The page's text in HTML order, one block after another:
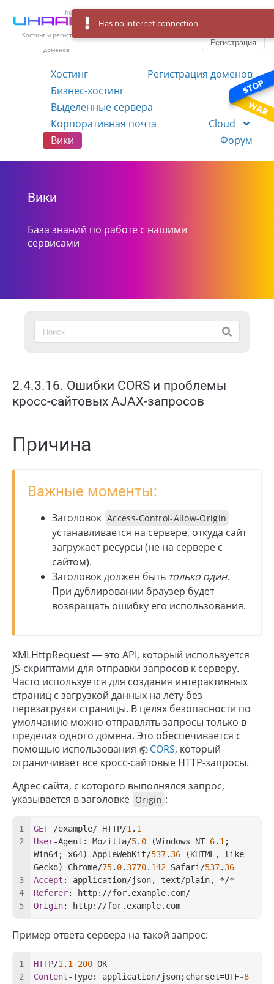
Хостинг и регистрация
доменов
Регистрация
Хостинг
Регистрация доменов
Бизнес-хостинг
VPS
Выделенные сервера
Корпоративная почта
Cloud
Вики
Форум
Вики
База знаний по работе с нашими
сервисами
2.4.3.16. Ошибки CORS и проблемы
кросс-сайтовых AJAX-запросов
Причина
Важные моменты:
Заголовок Access-Control-Allow-Origin
устанавливается на сервере, откуда сайт
загружает ресурсы (не на сервере с
сайтом).
Заголовок должен быть только один.
При дублировании браузер будет
возвращать ошибку его использования.
XMLHttpRequest — это API, который используется
JS-скриптами для отправки запросов к серверу.
Часто используется для создания интерактивных
страниц с загрузкой данных на лету без
перезагрузки страницы. В целях безопасности по
умолчанию можно отправлять запросы только в
пределах одного домена. Это обеспечивается с
помощью использования
CORS, который
ограничивает все кросс-сайтовые HTTP-запросы.
Адрес сайта, с которого выполнялся запрос,
указывается в заголовке Origin :
GET /example/ HTTP/1. 1
User-Agent: Mozilla/5. 0 (Windows NT 6. 1;
Win64; x64) AppleWebKit/537. 36 (KHTML, like
Gecko) Chrome/75. 0. 3770. 142 Safari/537. 36
Accept : application/json, text/plain, */*
Referer: http://for.example.com/
Origin: http://for.example.com
Пример ответа сервера на такой запрос:
HTTP/1. 1 200 OK
Content-Type: application/json;charset=UTF-8
Has no internet connection